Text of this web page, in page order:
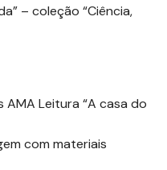
– coleção “Ciência,
Leitura “A casa do
com materiais